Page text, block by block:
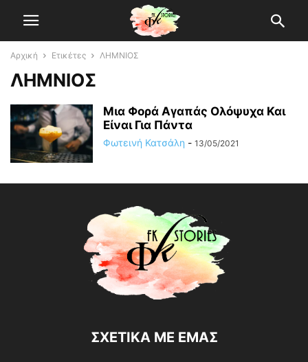
Αρχική Ετικέτες ΛΗΜΝΙΟΣ
ΛΗΜΝΙΟΣ
Μια Φορά Αγαπάς Ολόψυχα Και
Είναι Για Πάντα
Φωτεινή Κατσάλη - 13/05/2021
ΣΧΕΤΙΚΑ ΜΕ ΕΜΑΣ